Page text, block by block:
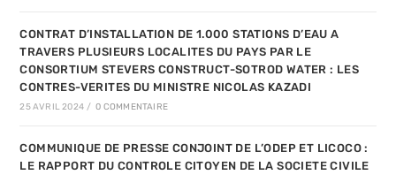
CONTRAT D’INSTALLATION DE 1.000 STATIONS D’EAU A
TRAVERS PLUSIEURS LOCALITES DU PAYS PAR LE
CONSORTIUM STEVERS CONSTRUCT-SOTROD WATER : LES
CONTRES-VERITES DU MINISTRE NICOLAS KAZADI
25 AVRIL 2024 / 0 COMMENTAIRE
COMMUNIQUE DE PRESSE CONJOINT DE L’ODEP ET LICOCO :
LE RAPPORT DU CONTROLE CITOYEN DE LA SOCIETE CIVILE